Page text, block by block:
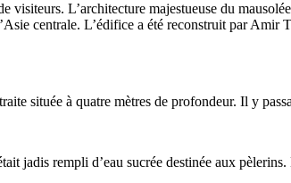
L’architecture majestueuse du
centrale. L’édifice a été reconstruit par Amir
située à quatre mètres de profondeur. Il y
jadis rempli d’eau sucrée destinée aux